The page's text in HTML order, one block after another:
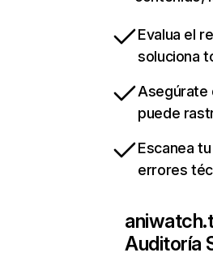
Evalua el
soluciona
Asegúrate
puede
Escanea
errores
Auditoría